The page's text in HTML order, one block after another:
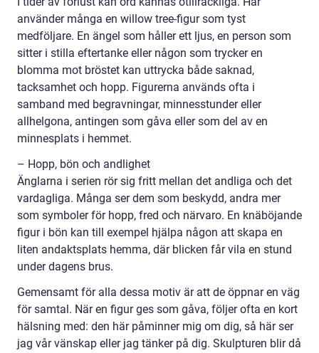
använder många en willow tree-figur som tyst
medföljare. En ängel som håller ett ljus, en person som
sitter i stilla eftertanke eller någon som trycker en
blomma mot bröstet kan uttrycka både saknad,
tacksamhet och hopp. Figurerna används ofta i
samband med begravningar, minnesstunder eller
allhelgona, antingen som gåva eller som del av en
minnesplats i hemmet.
– Hopp, bön och andlighet
Änglarna i serien rör sig fritt mellan det andliga och det
vardagliga. Många ser dem som beskydd, andra mer
som symboler för hopp, fred och närvaro. En knäböjande
figur i bön kan till exempel hjälpa någon att skapa en
liten andaktsplats hemma, där blicken får vila en stund
under dagens brus.
Gemensamt för alla dessa motiv är att de öppnar en väg
för samtal. När en figur ges som gåva, följer ofta en kort
hälsning med: den här påminner mig om dig, så här ser
jag vår vänskap eller jag tänker på dig. Skulpturen blir då